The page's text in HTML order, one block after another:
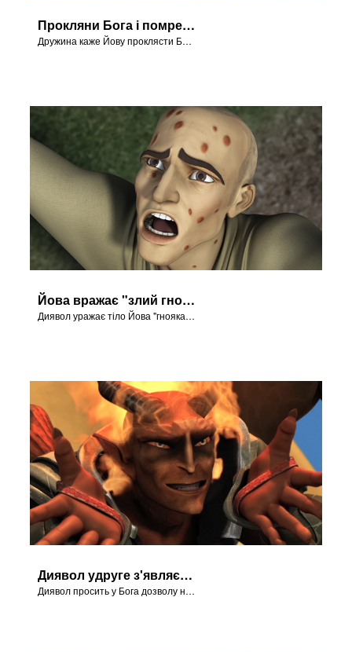
Прокляни Бога і помреш!
Дружина каже Йову проклясти Бога і померти.
Йова вражає "злий гнояк"
Диявол уражає тіло Йова "гнояками".
Диявол удруге з'являється на Небесах
Диявол просить у Бога дозволу на те, щоби завдати Йову фізичного болю і калічити його тіло.